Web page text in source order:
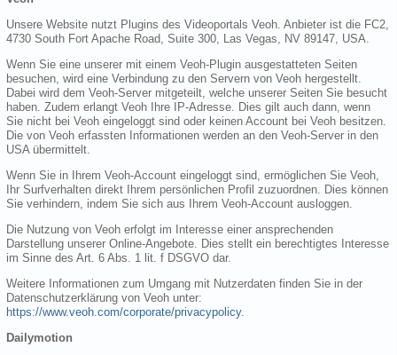
Unsere Website nutzt Plugins des Videoportals Veoh. Anbieter ist die FC2,
4730 South Fort Apache Road, Suite 300, Las Vegas, NV 89147, USA.
Wenn Sie eine unserer mit einem Veoh-Plugin ausgestatteten Seiten
besuchen, wird eine Verbindung zu den Servern von Veoh hergestellt.
Dabei wird dem Veoh-Server mitgeteilt, welche unserer Seiten Sie besucht
haben. Zudem erlangt Veoh Ihre IP-Adresse. Dies gilt auch dann, wenn
Sie nicht bei Veoh eingeloggt sind oder keinen Account bei Veoh besitzen.
Die von Veoh erfassten Informationen werden an den Veoh-Server in den
USA übermittelt.
Wenn Sie in Ihrem Veoh-Account eingeloggt sind, ermöglichen Sie Veoh,
Ihr Surfverhalten direkt Ihrem persönlichen Profil zuzuordnen. Dies können
Sie verhindern, indem Sie sich aus Ihrem Veoh-Account ausloggen.
Die Nutzung von Veoh erfolgt im Interesse einer ansprechenden
Darstellung unserer Online-Angebote. Dies stellt ein berechtigtes Interesse
im Sinne des Art. 6 Abs. 1 lit. f DSGVO dar.
Weitere Informationen zum Umgang mit Nutzerdaten finden Sie in der
Datenschutzerklärung von Veoh unter:
https://www.veoh.com/corporate/privacypolicy.
Dailymotion